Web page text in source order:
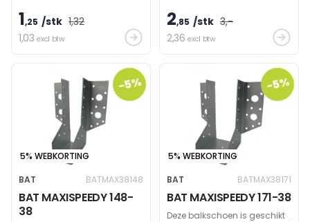
1,25 /stk 1,32
1,03 excl btw
2,85 /stk 3,-
2,36 excl btw
-5%
5% WEBKORTING
BAT
BATMAX38148
BAT MAXISPEEDY 148-
38
-5%
5% WEBKORTING
BAT
BATMAX38171
BAT MAXISPEEDY 171-38
Deze balkschoen is geschikt